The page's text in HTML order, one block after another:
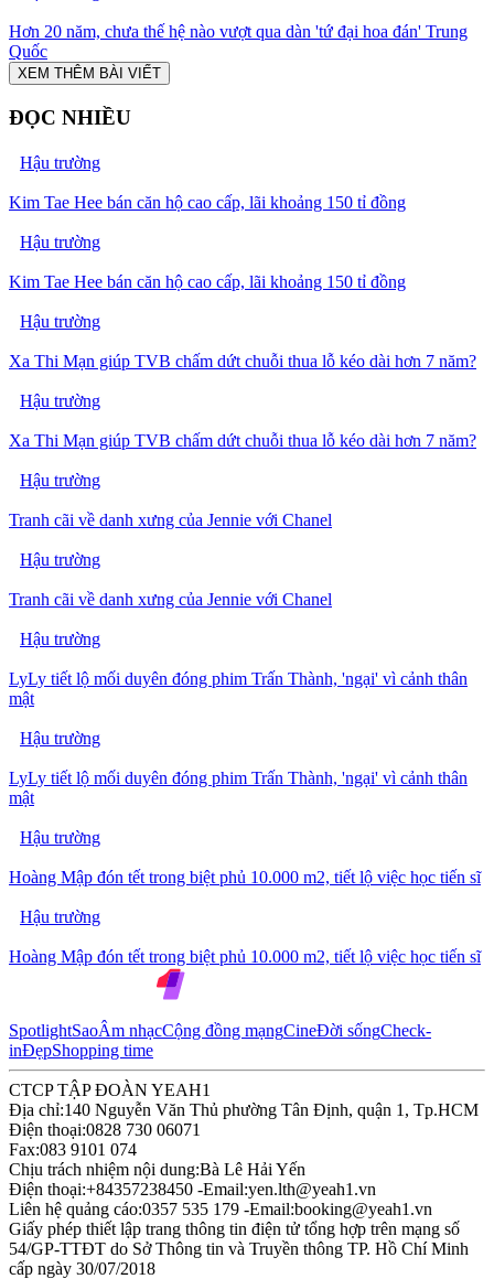
Hơn 20 năm, chưa thế hệ nào vượt qua dàn 'tứ đại hoa đán' Trung
Quốc
XEM THÊM BÀI VIẾT
ĐỌC NHIỀU
Hậu trường
Kim Tae Hee bán căn hộ cao cấp, lãi khoảng 150 tỉ đồng
Hậu trường
Kim Tae Hee bán căn hộ cao cấp, lãi khoảng 150 tỉ đồng
Hậu trường
Xa Thi Mạn giúp TVB chấm dứt chuỗi thua lỗ kéo dài hơn 7 năm?
Hậu trường
Xa Thi Mạn giúp TVB chấm dứt chuỗi thua lỗ kéo dài hơn 7 năm?
Hậu trường
Tranh cãi về danh xưng của Jennie với Chanel
Hậu trường
Tranh cãi về danh xưng của Jennie với Chanel
Hậu trường
LyLy tiết lộ mối duyên đóng phim Trấn Thành, 'ngại' vì cảnh thân
mật
Hậu trường
LyLy tiết lộ mối duyên đóng phim Trấn Thành, 'ngại' vì cảnh thân
mật
Hậu trường
Hoàng Mập đón tết trong biệt phủ 10.000 m2, tiết lộ việc học tiến sĩ
Hậu trường
Hoàng Mập đón tết trong biệt phủ 10.000 m2, tiết lộ việc học tiến sĩ
SpotlightSaoÂm nhạcCộng đồng mạngCineĐời sốngCheck-
inĐẹpShopping time
CTCP TẬP ĐOÀN YEAH1
Địa chỉ:140 Nguyễn Văn Thủ phường Tân Định, quận 1, Tp.HCM
Điện thoại:0828 730 06071
Fax:083 9101 074
Chịu trách nhiệm nội dung:Bà Lê Hải Yến
Điện thoại:+84357238450 -Email:yen.lth@yeah1.vn
Liên hệ quảng cáo:0357 535 179 -Email:booking@yeah1.vn
Giấy phép thiết lập trang thông tin điện tử tổng hợp trên mạng số
54/GP-TTĐT do Sở Thông tin và Truyền thông TP. Hồ Chí Minh
cấp ngày 30/07/2018